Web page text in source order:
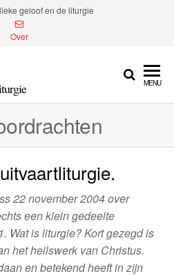
geloof en de liturgie
Over
MENU
22 november 2004 over
een klein gedeelte
Wat is liturgie? Kort gezegd is
het heilswerk van Christus.
en betekend heeft in zijn